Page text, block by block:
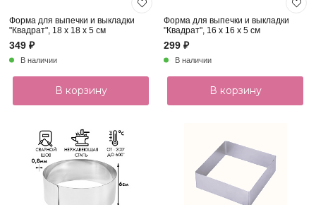
Форма для выпечки и выкладки
"Квадрат", 18 х 18 х 5 см
349 ₽
В наличии
В корзину
Форма для выпечки и выкладки
"Квадрат", 16 х 16 х 5 см
299 ₽
В наличии
В корзину